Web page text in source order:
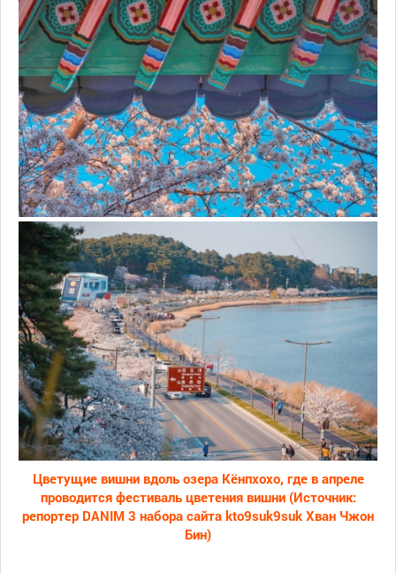
Цветущие вишни вдоль озера Кёнпхохо, где в апреле
проводится фестиваль цветения вишни (Источник:
репортер DANIM 3 набора сайта kto9suk9suk Хван Чжон
Бин)